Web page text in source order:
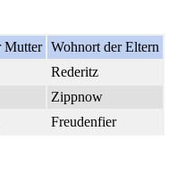
Mutter Wohnort der Eltern
Rederitz
Zippnow
Freudenfier